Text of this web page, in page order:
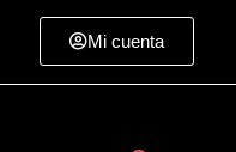
Mi cuenta